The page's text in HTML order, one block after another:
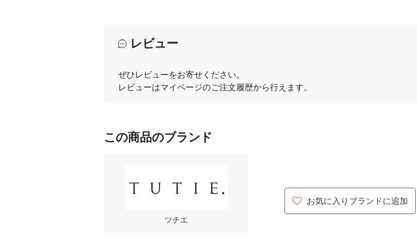
レビュー
ぜひレビューをお寄せください。
レビューはマイページのご注文履歴から行えます。
この商品のブランド
ツチエ
お気に入りブランドに追加